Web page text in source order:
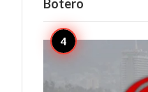
Botero